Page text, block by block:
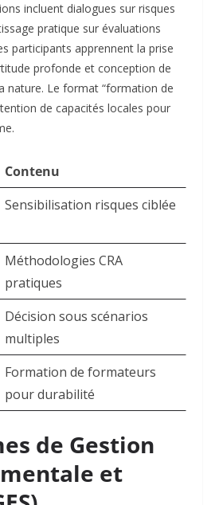
incluent dialogues sur risques
pratique sur évaluations
participants apprennent la prise
profonde et conception de
nature. Le format “formation de
de capacités locales pour
Contenu
Sensibilisation risques ciblée
Méthodologies CRA
pratiques ​
Décision sous scénarios
multiples ​
Formation de formateurs
pour durabilité ​
de Gestion
et